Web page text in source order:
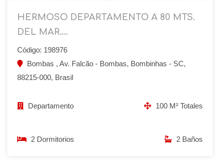
HERMOSO DEPARTAMENTO A 80 MTS.
DEL MAR....
Código: 198976
Bombas , Av. Falcão - Bombas, Bombinhas - SC,
88215-000, Brasil
Departamento 100 M² Totales
2 Dormitorios 2 Baños